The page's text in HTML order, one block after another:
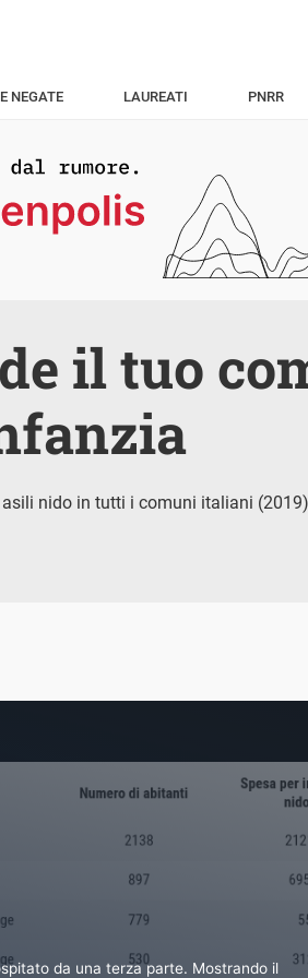
NEGATE LAUREATI PNRR
il tuo
nido in tutti i comuni italiani (2019)
da una terza parte. Mostrando il